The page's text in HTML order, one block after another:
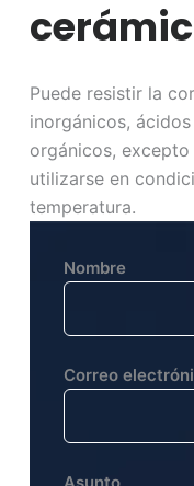
Puede resistir la
inorgánicos,
orgánicos,
utilizarse en
temperatura.
Nombre
Correo